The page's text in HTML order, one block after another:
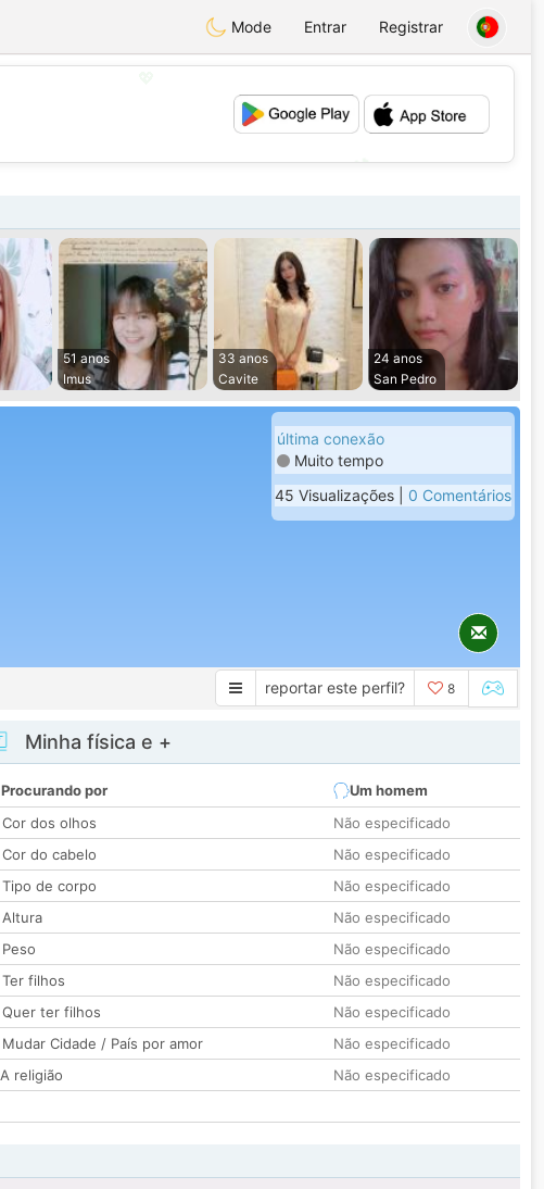
Mode Entrar Registrar
51 anos
Imus
33 anos
Cavite
24 anos
San Pedro
última conexão
Muito tempo
45 Visualizações | 0 Comentários
reportar este perfil? 8
Minha física e +
Procurando por
Um homem
Cor dos olhos
Não especificado
Cor do cabelo
Não especificado
Tipo de corpo
Não especificado
Altura
Não especificado
Peso
Não especificado
Ter filhos
Não especificado
Quer ter filhos
Não especificado
Mudar Cidade / País por amor
Não especificado
A religião
Não especificado